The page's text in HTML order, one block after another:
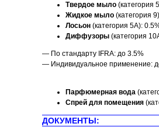
Твердое мыло (категория
Жидкое мыло (категория
Лосьон (категория 5A):
Диффузоры (категория
— По стандарту IFRA: до 3.5%
— Индивидуальное применение:
Парфюмерная вода
Спрей для помещения
ДОКУМЕНТЫ: